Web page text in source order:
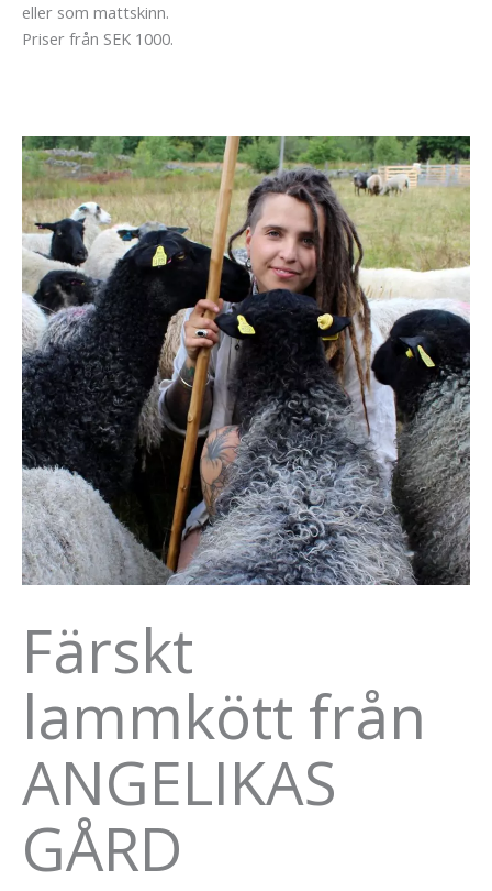
eller som mattskinn.
Priser från SEK 1000.
Färskt
lammkött från
ANGELIKAS
GÅRD